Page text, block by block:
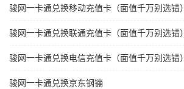
骏网一卡通兑换移动充值卡（面值千万别选错）
骏网一卡通兑换联通充值卡（面值千万别选错）
骏网一卡通兑换电信充值卡（面值千万别选错）
骏网一卡通兑换京东钢镚